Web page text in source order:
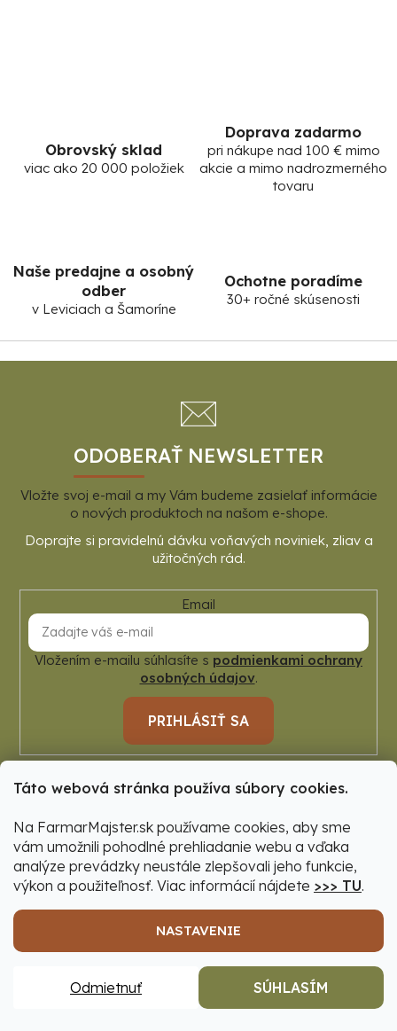
Táto webová stránka používa súbory cookies.
Na FarmarMajster.sk používame cookies, aby sme
vám umožnili pohodlné prehliadanie webu a vďaka
analýze prevádzky neustále zlepšovali jeho funkcie,
výkon a použiteľnosť. Viac informácií nájdete >>> TU.
NASTAVENIE
Odmietnuť SÚHLASÍM
Obrovský sklad
viac ako 20 000 položiek
Doprava zadarmo
pri nákupe nad 100 € mimo
akcie a mimo nadrozmerného
tovaru
Naše predajne a osobný
odber
v Leviciach a Šamoríne
Ochotne poradíme
30+ ročné skúsenosti
Z
ODOBERAŤ NEWSLETTER
Vložte svoj e-mail a my Vám budeme zasielať informácie
o nových produktoch na našom e-shope.
Email
Vložením e-mailu súhlasíte s podmienkami ochrany
osobných údajov.
PRIHLÁSIŤ SA
Kontakty
Dopravy a platby
Obchodné podmienky
Ochrana osobných údajov
Reklamácie
Moja objednávka